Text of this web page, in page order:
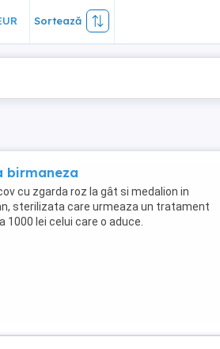
Sortează
birmaneza
cu zgarda roz la gât si medalion in
sterilizata care urmeaza un tratament
lei celui care o aduce.